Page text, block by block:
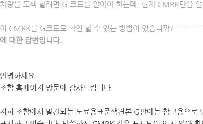
차량을 도색 할려면 G 코드를 알아야 하는데, 현재 CMRK만을 알
이 CMRK를 G코드로 확인 할 수 있는 방법이 있습니까?
에 대한 답변입니다.
안녕하세요
조합 홈페이지 방문에 감사드립니다.
저희 조합에서 발간되는 도료용표준색견본 G판에는 참고용으로